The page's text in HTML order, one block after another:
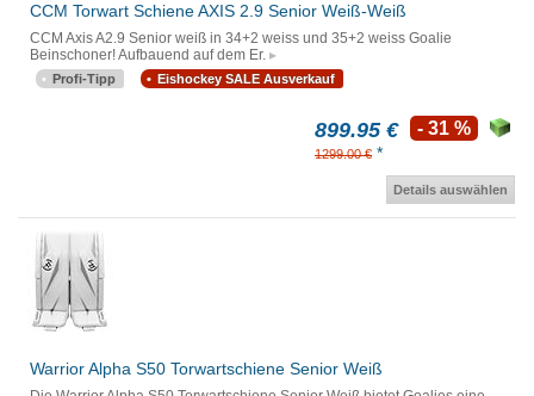
CCM Torwart Schiene AXIS 2.9 Senior Weiß-Weiß
CCM Axis A2.9 Senior weiß in 34+2 weiss und 35+2 weiss Goalie
Beinschoner! Aufbauend auf dem Er.
Profi-Tipp Eishockey SALE Ausverkauf
899.95 €
1299.00 € *
- 31 %
Details auswählen
Warrior Alpha S50 Torwartschiene Senior Weiß